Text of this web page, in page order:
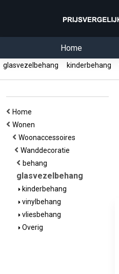
Home
glasvezelbehang kinderbehang
Home
Wonen
Woonaccessoires
Wanddecoratie
behang
glasvezelbehang
kinderbehang
vinylbehang
vliesbehang
Overig